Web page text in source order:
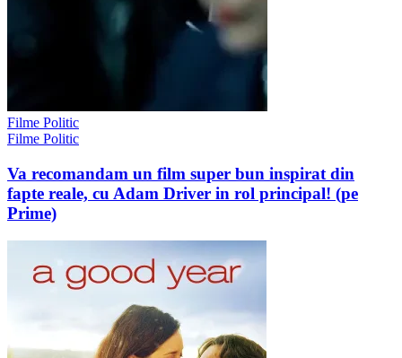
Filme Politic
Filme Politic
Va recomandam un film super bun inspirat din
fapte reale, cu Adam Driver in rol principal! (pe
Prime)